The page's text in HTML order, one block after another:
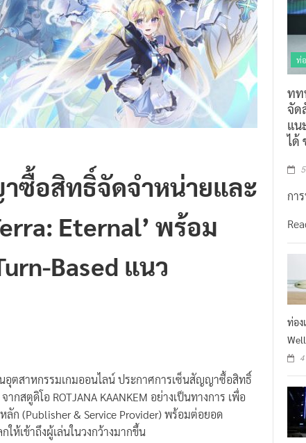
ซื้อสิทธิ์จัดจำหน่ายและ
Eternal’ พร้อม
Based แนว
อุตสาหกรรมเกมออนไลน์ ประกาศการเซ็นสัญญาซื้อสิทธิ์
จากสตูดิโอ ROTJANA KAANKEM อย่างเป็นทางการ เพื่อ
ก (Publisher & Service Provider) พร้อมต่อยอด
ห้เข้าถึงผู้เล่นในวงกว้างมากขึ้น
ท่
ทท
จัด
แน
ได้
กา
ท่อง
4